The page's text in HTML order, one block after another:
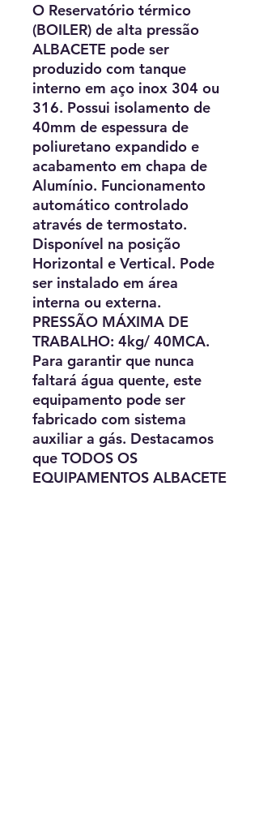
O Reservatório térmico
(BOILER) de alta pressão
ALBACETE pode ser
produzido com tanque
interno em aço inox 304 ou
316. Possui isolamento de
40mm de espessura de
poliuretano expandido e
acabamento em chapa de
Alumínio. Funcionamento
automático controlado
através de termostato.
Disponível na posição
Horizontal e Vertical. Pode
ser instalado em área
interna ou externa.
PRESSÃO MÁXIMA DE
TRABALHO: 4kg/ 40MCA.
Para garantir que nunca
faltará água quente, este
equipamento pode ser
fabricado com sistema
auxiliar a gás. Destacamos
que TODOS OS
EQUIPAMENTOS ALBACETE